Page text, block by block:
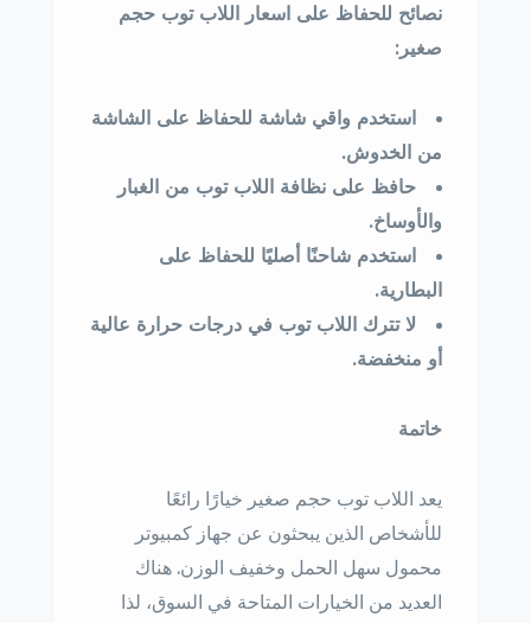
نصائح للحفاظ على اسعار اللاب توب حجم
صغير:
استخدم واقي شاشة للحفاظ على الشاشة
من الخدوش.
حافظ على نظافة اللاب توب من الغبار
والأوساخ.
استخدم شاحنًا أصليًا للحفاظ على
البطارية.
لا تترك اللاب توب في درجات حرارة عالية
أو منخفضة.
خاتمة
يعد اللاب توب حجم صغير خيارًا رائعًا
للأشخاص الذين يبحثون عن جهاز كمبيوتر
محمول سهل الحمل وخفيف الوزن. هناك
العديد من الخيارات المتاحة في السوق، لذا